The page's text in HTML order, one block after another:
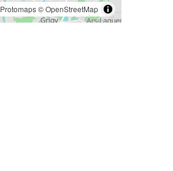
Protomaps©OpenStreetMap